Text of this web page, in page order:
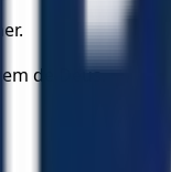
de Deus.